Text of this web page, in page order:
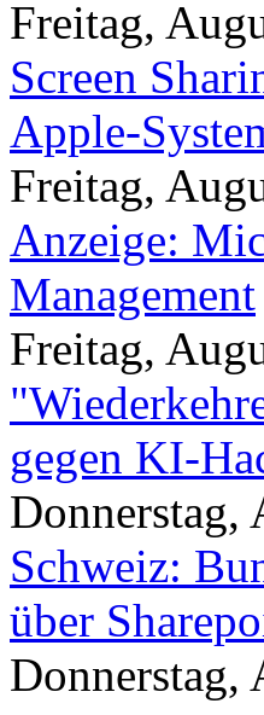
Freitag,
Screen
Apple-
Freitag,
Anzeige:
Management
Freitag,
gegen KI-
Donnerstag,
Schweiz:
über
Donnerstag,